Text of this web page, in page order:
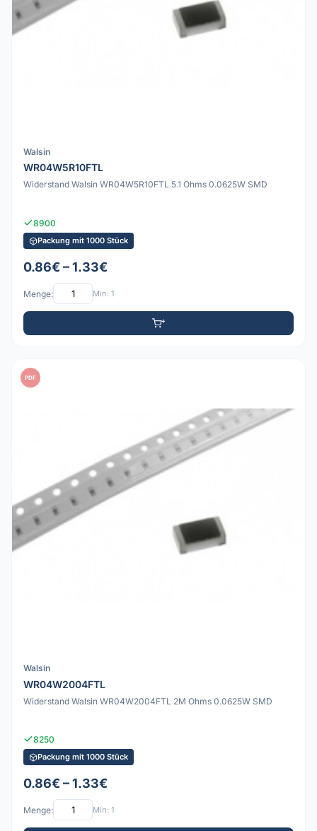
Walsin
WR04W5R10FTL
Widerstand Walsin WR04W5R10FTL 5.1 Ohms 0.0625W SMD
8900
Packung mit 1000 Stück
0.86€ – 1.33€
Menge: Min: 1
PDF
Walsin
WR04W2004FTL
Widerstand Walsin WR04W2004FTL 2M Ohms 0.0625W SMD
8250
Packung mit 1000 Stück
0.86€ – 1.33€
Menge: Min: 1